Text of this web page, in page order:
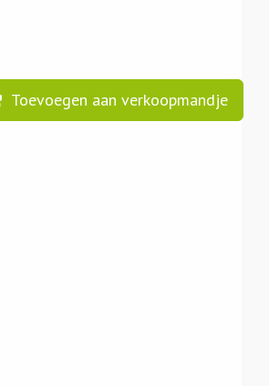
Toevoegen aan verkoopmandje